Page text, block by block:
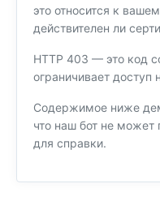
это относится к
действителен ли
HTTP 403 — это код
ограничивает доступ
Содержимое ниже
что наш бот не может
для справки.